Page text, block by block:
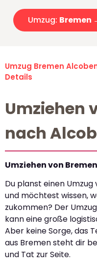
Umzug: Bremen
Umzug Bremen
Details
Umziehen
nach
Umziehen von
Du planst einen
und möchtest wissen,
zukommen? Der
kann eine große
Aber keine Sorge, das
aus Bremen steht dir
und Tat zur Seite.